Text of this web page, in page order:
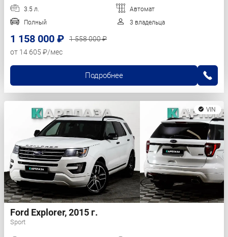
3.5 л.
Автомат
Полный
3 владельца
1 158 000 ₽
1 558 000 ₽
от 14 605 ₽/мес
Подробнее
VIN
Ford Explorer, 2015 г.
Sport